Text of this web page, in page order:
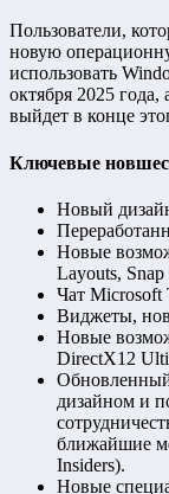
Пользователи,
новую
использовать
октября 2025
выйдет в конце
Ключевые
Новый
Новые
Layouts,
Чат Microsoft
Виджеты,
Новые
DirectX12
дизайном и
ближайшие
Insiders).
Новые